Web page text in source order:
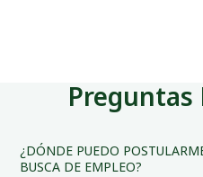
Preguntas
¿DÓNDE PUEDO
BUSCA DE EMPLEO?